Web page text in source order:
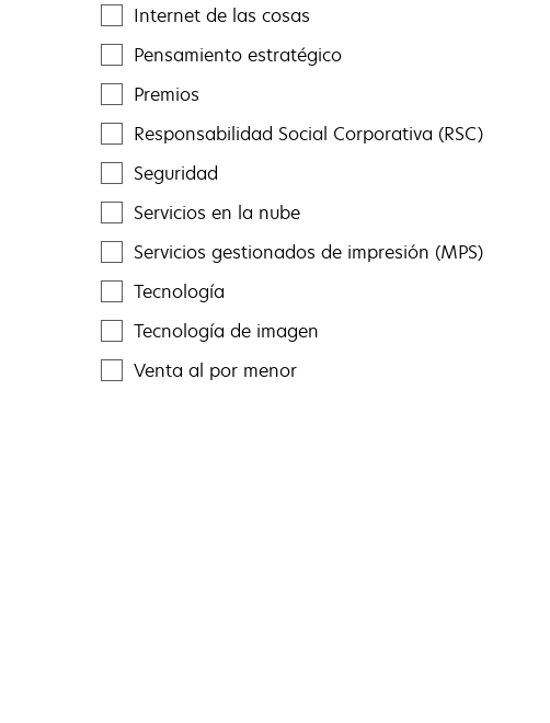
Internet de las cosas
Pensamiento estratégico
Premios
Responsabilidad Social Corporativa (RSC)
Seguridad
Servicios en la nube
Servicios gestionados de impresión (MPS)
Tecnología
Tecnología de imagen
Venta al por menor